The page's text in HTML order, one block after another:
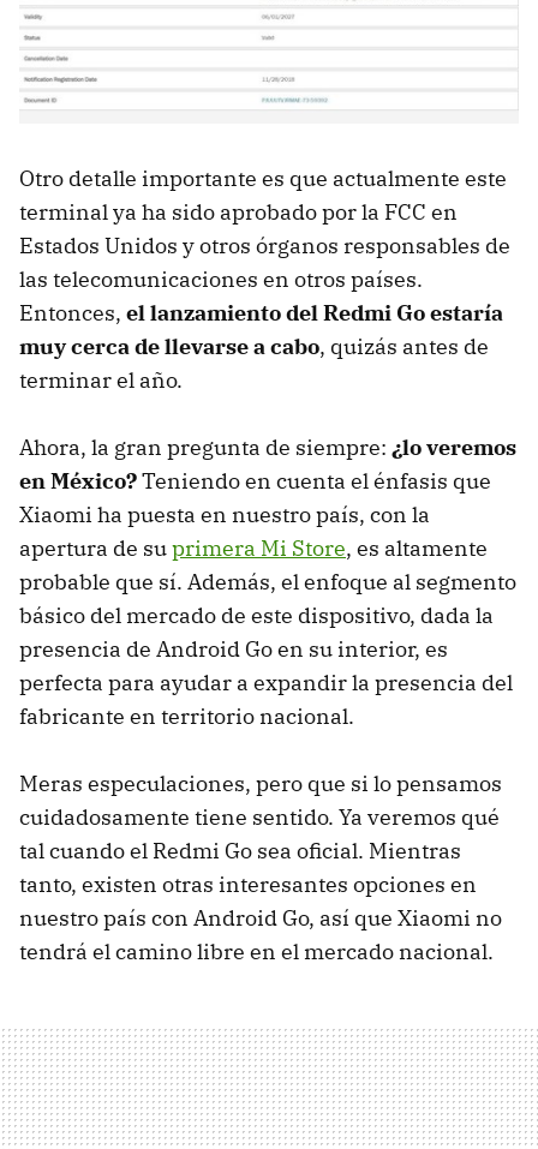
Otro detalle importante es que actualmente este
terminal ya ha sido aprobado por la FCC en
Estados Unidos y otros órganos responsables de
las telecomunicaciones en otros países.
Entonces, el lanzamiento del Redmi Go estaría
muy cerca de llevarse a cabo, quizás antes de
terminar el año.
Ahora, la gran pregunta de siempre: ¿lo veremos
en México?Teniendo en cuenta el énfasis que
Xiaomi ha puesta en nuestro país, con la
apertura de suprimera Mi Store, es altamente
probable que sí. Además, el enfoque al segmento
básico del mercado de este dispositivo, dada la
presencia de Android Go en su interior, es
perfecta para ayudar a expandir la presencia del
fabricante en territorio nacional.
Meras especulaciones, pero que si lo pensamos
cuidadosamente tiene sentido. Ya veremos qué
tal cuando el Redmi Go sea oficial. Mientras
tanto, existen otras interesantes opciones en
nuestro país con Android Go, así que Xiaomi no
tendrá el camino libre en el mercado nacional.